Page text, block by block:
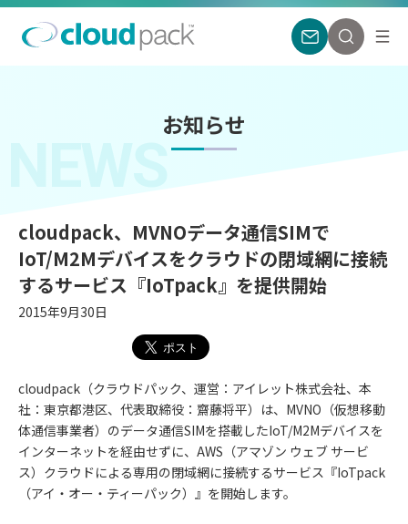
お知らせ
NEWS
cloudpack、MVNOデータ通信SIMで
IoT/M2Mデバイスをクラウドの閉域網に接続
するサービス『IoTpack』を提供開始
2015年9月30日
cloudpack（クラウドパック、運営：アイレット株式会社、本
社：東京都港区、代表取締役：齋藤将平）は、MVNO（仮想移動
体通信事業者）のデータ通信SIMを搭載したIoT/M2Mデバイスを
インターネットを経由せずに、AWS（アマゾン ウェブ サービ
ス）クラウドによる専用の閉域網に接続するサービス『IoTpack
（アイ・オー・ティーパック）』を開始します。